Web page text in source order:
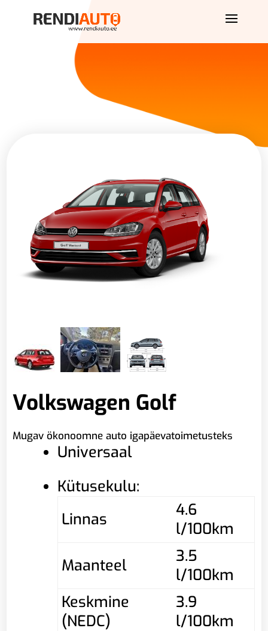
Volkswagen Golf
Mugav ökonoomne auto igapäevatoimetusteks
Universaal
Kütusekulu:
Linnas
4.6
l/100km
Maanteel
3.5
l/100km
Keskmine
(NEDC)
3.9
l/100km